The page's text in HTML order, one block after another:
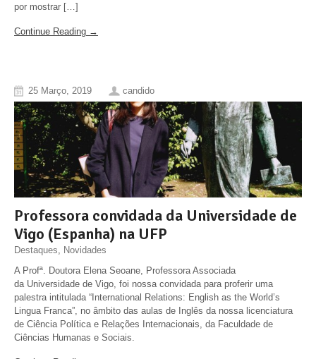
por mostrar […]
Continue Reading →
25 Março, 2019 candido
Professora convidada da Universidade de
Vigo (Espanha) na UFP
Destaques, Novidades
A Profª. Doutora Elena Seoane, Professora Associada
da Universidade de Vigo, foi nossa convidada para proferir uma
palestra intitulada “International Relations: English as the World’s
Lingua Franca”, no âmbito das aulas de Inglês da nossa licenciatura
de Ciência Política e Relações Internacionais, da Faculdade de
Ciências Humanas e Sociais.